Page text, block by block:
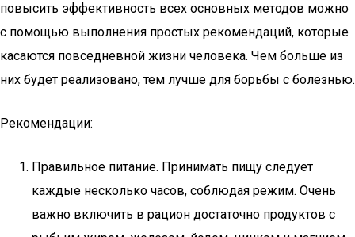
повысить эффективность всех основных методов можно
с помощью выполнения простых рекомендаций, которые
касаются повседневной жизни человека. Чем больше из
них будет реализовано, тем лучше для борьбы с болезнью.
Рекомендации:
Правильное питание. Принимать пищу следует
каждые несколько часов, соблюдая режим. Очень
важно включить в рацион достаточно продуктов с